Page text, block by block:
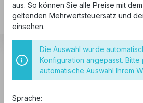
Kabelkanal Kiefer Ecken
Eckverbinder 20x10
aus. So können Sie alle Preise mit
geltenden Mehrwertsteuersatz und
einsehen.
Die Auswahl wurde
Konfiguration angepasst.
automatische Auswahl Ihrem
Sprache: